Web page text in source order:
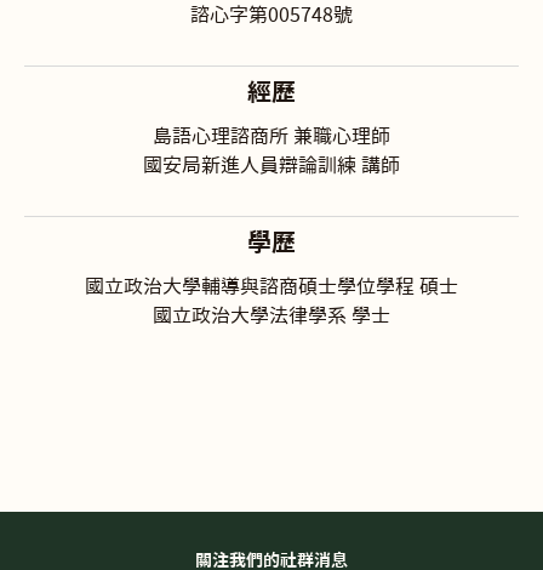
諮心字第005748號
經歷
島語心理諮商所 兼職心理師
國安局新進人員辯論訓練 講師
學歷
國立政治大學輔導與諮商碩士學位學程 碩士
國立政治大學法律學系 學士
關注我們的社群消息